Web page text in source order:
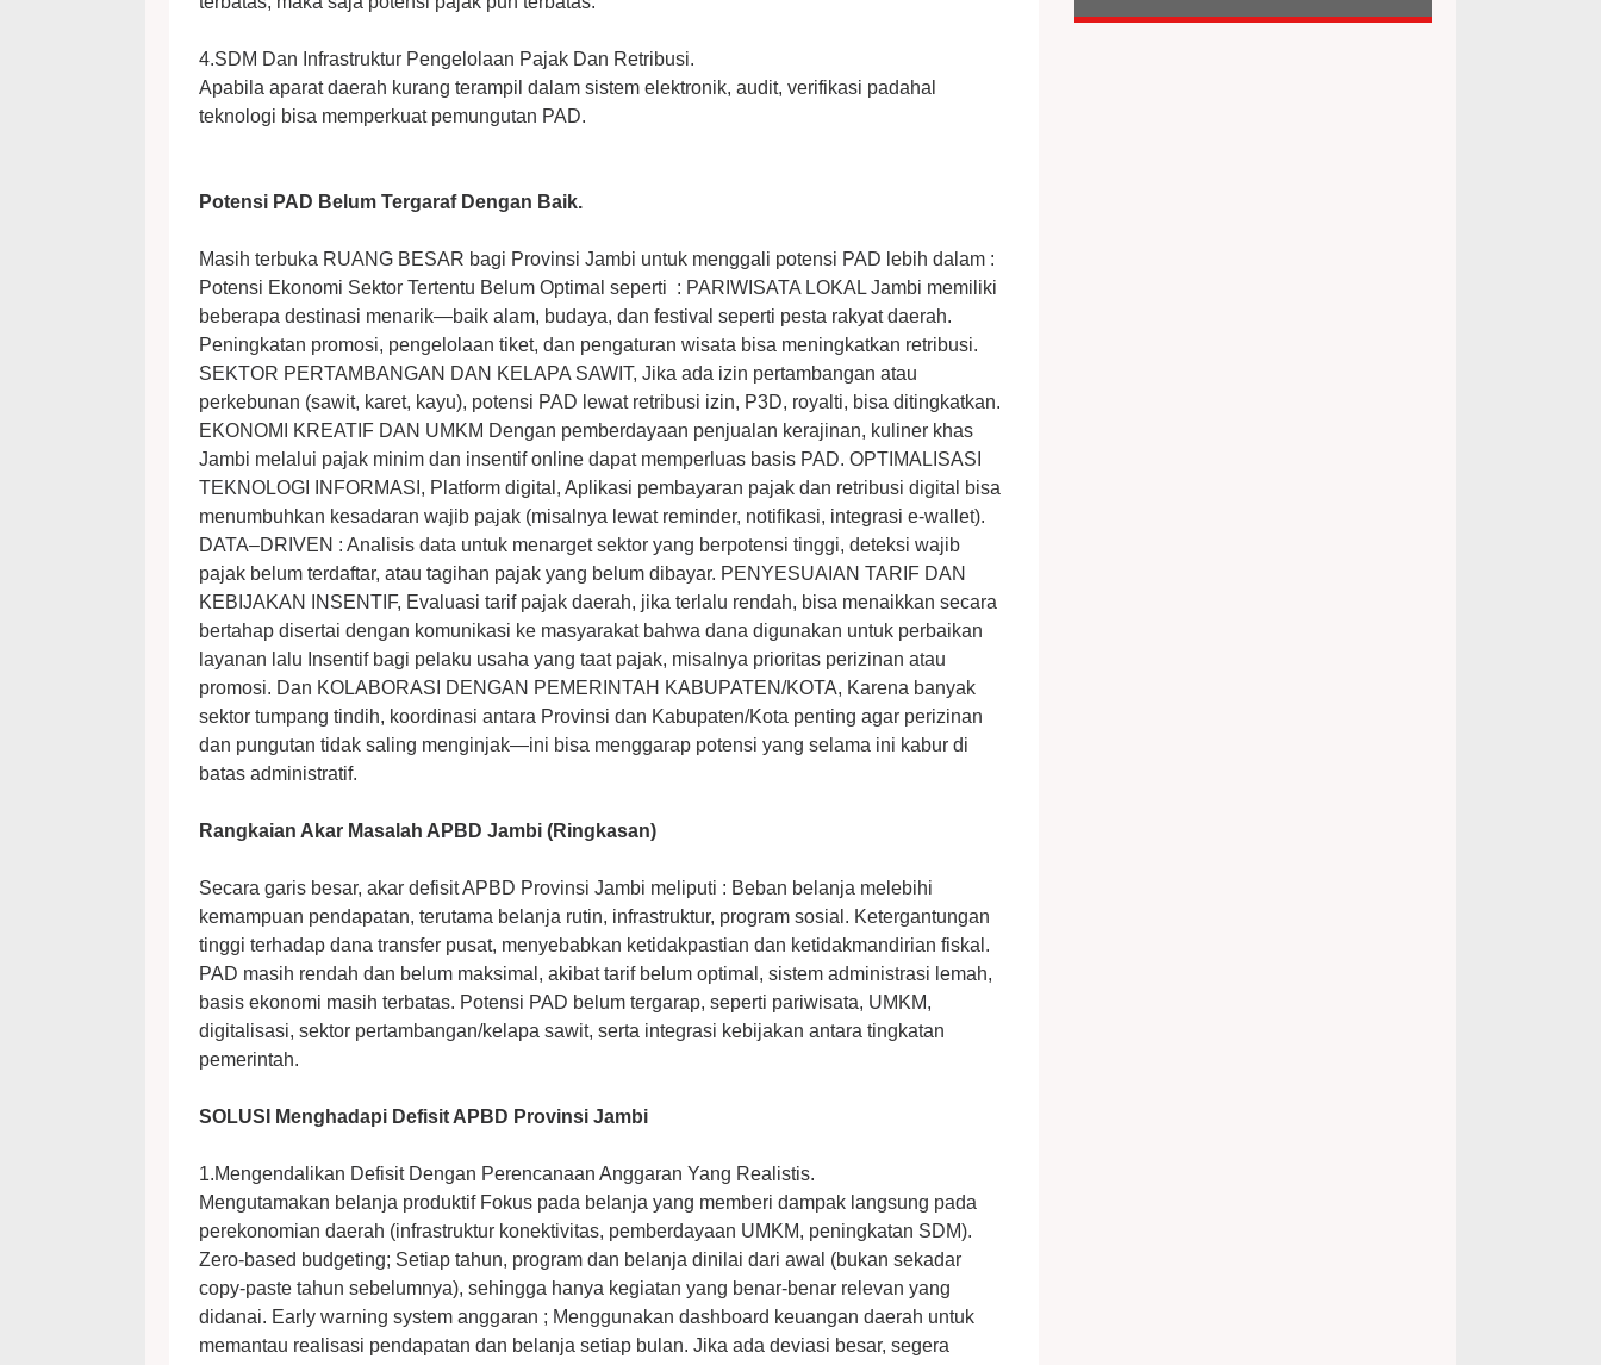
4.SDM Dan Infrastruktur Pengelolaan Pajak Dan Retribusi.
Apabila aparat daerah kurang terampil dalam sistem elektronik, audit, verifikasi padahal
teknologi bisa memperkuat pemungutan PAD.
Potensi PAD Belum Tergaraf Dengan Baik.
Masih terbuka RUANG BESAR bagi Provinsi Jambi untuk menggali potensi PAD lebih dalam :
Potensi Ekonomi Sektor Tertentu Belum Optimal seperti : PARIWISATA LOKAL Jambi memiliki
beberapa destinasi menarik—baik alam, budaya, dan festival seperti pesta rakyat daerah.
Peningkatan promosi, pengelolaan tiket, dan pengaturan wisata bisa meningkatkan retribusi.
SEKTOR PERTAMBANGAN DAN KELAPA SAWIT, Jika ada izin pertambangan atau
perkebunan (sawit, karet, kayu), potensi PAD lewat retribusi izin, P3D, royalti, bisa ditingkatkan.
EKONOMI KREATIF DAN UMKM Dengan pemberdayaan penjualan kerajinan, kuliner khas
Jambi melalui pajak minim dan insentif online dapat memperluas basis PAD. OPTIMALISASI
TEKNOLOGI INFORMASI, Platform digital, Aplikasi pembayaran pajak dan retribusi digital bisa
menumbuhkan kesadaran wajib pajak (misalnya lewat reminder, notifikasi, integrasi e-wallet).
DATA–DRIVEN : Analisis data untuk menarget sektor yang berpotensi tinggi, deteksi wajib
pajak belum terdaftar, atau tagihan pajak yang belum dibayar. PENYESUAIAN TARIF DAN
KEBIJAKAN INSENTIF, Evaluasi tarif pajak daerah, jika terlalu rendah, bisa menaikkan secara
bertahap disertai dengan komunikasi ke masyarakat bahwa dana digunakan untuk perbaikan
layanan lalu Insentif bagi pelaku usaha yang taat pajak, misalnya prioritas perizinan atau
promosi. Dan KOLABORASI DENGAN PEMERINTAH KABUPATEN/KOTA, Karena banyak
sektor tumpang tindih, koordinasi antara Provinsi dan Kabupaten/Kota penting agar perizinan
dan pungutan tidak saling menginjak—ini bisa menggarap potensi yang selama ini kabur di
batas administratif.
Rangkaian Akar Masalah APBD Jambi (Ringkasan)
Secara garis besar, akar defisit APBD Provinsi Jambi meliputi : ⁠Beban belanja melebihi
kemampuan pendapatan, terutama belanja rutin, infrastruktur, program sosial. Ketergantungan
tinggi terhadap dana transfer pusat, menyebabkan ketidakpastian dan ketidakmandirian fiskal.
⁠PAD masih rendah dan belum maksimal, akibat tarif belum optimal, sistem administrasi lemah,
basis ekonomi masih terbatas. ⁠Potensi PAD belum tergarap, seperti pariwisata, UMKM,
digitalisasi, sektor pertambangan/kelapa sawit, serta integrasi kebijakan antara tingkatan
pemerintah.
SOLUSI Menghadapi Defisit APBD Provinsi Jambi
1.⁠Mengendalikan Defisit Dengan Perencanaan Anggaran Yang Realistis.
Mengutamakan belanja produktif Fokus pada belanja yang memberi dampak langsung pada
perekonomian daerah (infrastruktur konektivitas, pemberdayaan UMKM, peningkatan SDM).
Zero-based budgeting; Setiap tahun, program dan belanja dinilai dari awal (bukan sekadar
copy-paste tahun sebelumnya), sehingga hanya kegiatan yang benar-benar relevan yang
didanai. Early warning system anggaran ; Menggunakan dashboard keuangan daerah untuk
memantau realisasi pendapatan dan belanja setiap bulan. Jika ada deviasi besar, segera